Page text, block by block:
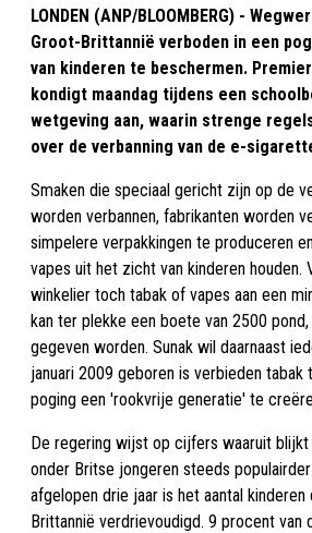
LONDEN (ANP/BLOOMBERG) -
Groot-Brittannië verboden in een
van kinderen te beschermen.
kondigt maandag tijdens een
wetgeving aan, waarin strenge
over de verbanning van de e-
Smaken die speciaal gericht zijn op de
worden verbannen, fabrikanten worden
simpelere verpakkingen te produceren
vapes uit het zicht van kinderen houden.
winkelier toch tabak of vapes aan een
kan ter plekke een boete van 2500
gegeven worden. Sunak wil daarnaast
januari 2009 geboren is verbieden tabak
poging een 'rookvrije generatie' te
De regering wijst op cijfers waaruit
onder Britse jongeren steeds
afgelopen drie jaar is het aantal
Brittannië verdrievoudigd. 9 procent